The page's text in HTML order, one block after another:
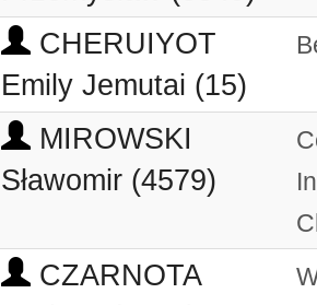
CHERUIYOT
Emily Jemutai (15)
MIROWSKI
Sławomir (4579)
CZARNOTA